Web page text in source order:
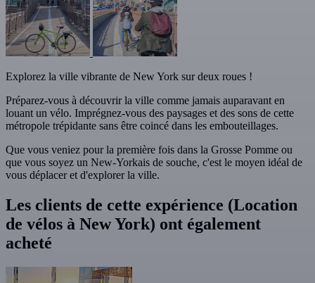
Explorez la ville vibrante de New York sur deux roues !
Préparez-vous à découvrir la ville comme jamais auparavant en
louant un vélo. Imprégnez-vous des paysages et des sons de cette
métropole trépidante sans être coincé dans les embouteillages.
Que vous veniez pour la première fois dans la Grosse Pomme ou
que vous soyez un New-Yorkais de souche, c'est le moyen idéal de
vous déplacer et d'explorer la ville.
Les clients de cette expérience (Location
de vélos à New York) ont également
acheté